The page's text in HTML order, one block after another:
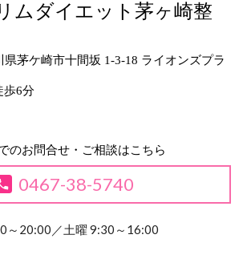
ムダイエット茅ヶ崎整
茅ケ崎市十間坂 1-3-18 ライオンズプラ
歩6分
のお問合せ・ご相談はこちら
0467-38-5740
～20:00／土曜 9:30～16:00